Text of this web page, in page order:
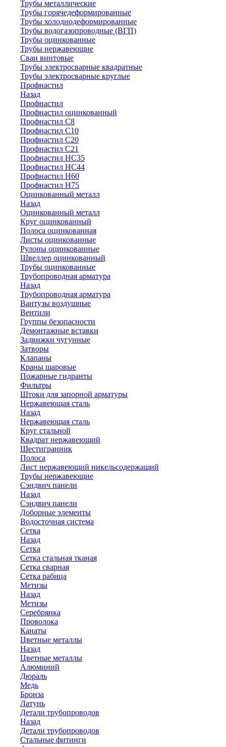
Трубы металлические
Трубы горячедеформированные
Трубы холоднодеформированные
Трубы водогазопроводные (ВГП)
Трубы оцинкованные
Трубы нержавеющие
Сваи винтовые
Трубы электросварные квадратные
Трубы электросварные круглые
Профнастил
Назад
Профнастил
Профнастил оцинкованный
Профнастил С8
Профнастил С10
Профнастил С20
Профнастил С21
Профнастил НС35
Профнастил НС44
Профнастил Н60
Профнастил Н75
Оцинкованный металл
Назад
Оцинкованный металл
Круг оцинкованный
Полоса оцинкованная
Листы оцинкованные
Рулоны оцинкованные
Швеллер оцинкованный
Трубы оцинкованные
Трубопроводная арматура
Назад
Трубопроводная арматура
Вантузы воздушные
Вентили
Группы безопасности
Демонтажные вставки
Задвижки чугунные
Затворы
Клапаны
Краны шаровые
Пожарные гидранты
Фильтры
Штоки для запорной арматуры
Нержавеющая сталь
Назад
Нержавеющая сталь
Круг стальной
Квадрат нержавеющий
Шестигранник
Полоса
Лист нержавеющий никельсодержащий
Трубы нержавеющие
Сэндвич панели
Назад
Сэндвич панели
Доборные элементы
Водосточная система
Сетка
Назад
Сетка
Сетка стальная тканая
Сетка сварная
Сетка рабица
Метизы
Назад
Метизы
Серебрянка
Проволока
Канаты
Цветные металлы
Назад
Цветные металлы
Алюминий
Дюраль
Медь
Бронза
Латунь
Детали трубопроводов
Назад
Детали трубопроводов
Стальные фитинги